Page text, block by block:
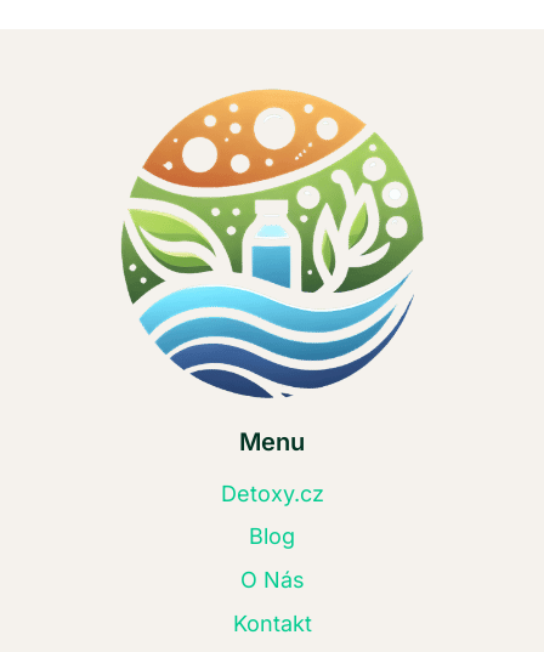
Menu
Detoxy.cz
Blog
O Nás
Kontakt